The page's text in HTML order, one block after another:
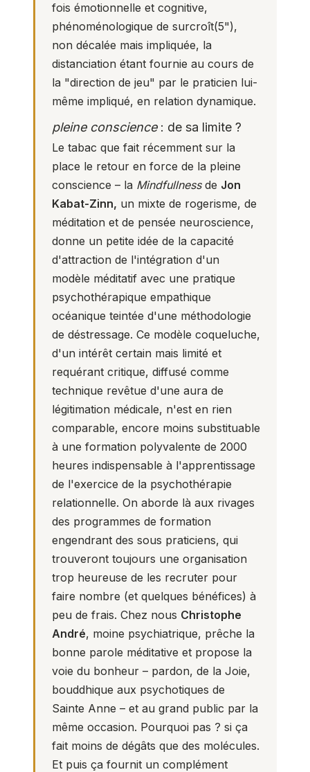
fois émotionnelle et cognitive,
phénoménologique de surcroît(5"),
non décalée mais impliquée, la
distanciation étant fournie au cours de
la "direction de jeu" par le praticien lui-
même impliqué, en relation dynamique.
pleine conscience: de sa limite ?
Le tabac que fait récemment sur la
place le retour en force de la pleine
conscience – la Mindfullnessde Jon
Kabat-Zinn, un mixte de rogerisme, de
méditation et de pensée neuroscience,
donne un petite idée de la capacité
d'attraction de l'intégration d'un
modèle méditatif avec une pratique
psychothérapique empathique
océanique teintée d'une méthodologie
de déstressage. Ce modèle coqueluche,
d'un intérêt certain mais limité et
requérant critique, diffusé comme
technique revêtue d'une aura de
légitimation médicale, n'est en rien
comparable, encore moins substituable
à une formation polyvalente de 2000
heures indispensable à l'apprentissage
de l'exercice de la psychothérapie
relationnelle. On aborde là aux rivages
des programmes de formation
engendrant des sous praticiens, qui
trouveront toujours une organisation
trop heureuse de les recruter pour
faire nombre (et quelques bénéfices) à
peu de frais. Chez nous Christophe
André, moine psychiatrique, prêche la
bonne parole méditative et propose la
voie du bonheur – pardon, de la Joie,
bouddhique aux psychotiques de
Sainte Anne – et au grand public par la
même occasion. Pourquoi pas ? si ça
fait moins de dégâts que des molécules.
Et puis ça fournit un complément